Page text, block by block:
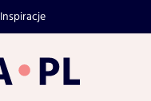
Inspiracje